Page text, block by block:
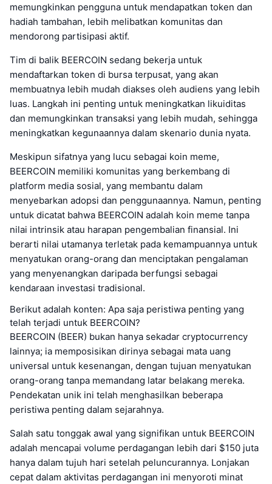
memungkinkan pengguna untuk mendapatkan token dan
hadiah tambahan, lebih melibatkan komunitas dan
mendorong partisipasi aktif.
Tim di balik BEERCOIN sedang bekerja untuk
mendaftarkan token di bursa terpusat, yang akan
membuatnya lebih mudah diakses oleh audiens yang lebih
luas. Langkah ini penting untuk meningkatkan likuiditas
dan memungkinkan transaksi yang lebih mudah, sehingga
meningkatkan kegunaannya dalam skenario dunia nyata.
Meskipun sifatnya yang lucu sebagai koin meme,
BEERCOIN memiliki komunitas yang berkembang di
platform media sosial, yang membantu dalam
menyebarkan adopsi dan penggunaannya. Namun, penting
untuk dicatat bahwa BEERCOIN adalah koin meme tanpa
nilai intrinsik atau harapan pengembalian finansial. Ini
berarti nilai utamanya terletak pada kemampuannya untuk
menyatukan orang-orang dan menciptakan pengalaman
yang menyenangkan daripada berfungsi sebagai
kendaraan investasi tradisional.
Berikut adalah konten: Apa saja peristiwa penting yang
telah terjadi untuk BEERCOIN?
BEERCOIN (BEER) bukan hanya sekadar cryptocurrency
lainnya; ia memposisikan dirinya sebagai mata uang
universal untuk kesenangan, dengan tujuan menyatukan
orang-orang tanpa memandang latar belakang mereka.
Pendekatan unik ini telah menghasilkan beberapa
peristiwa penting dalam sejarahnya.
Salah satu tonggak awal yang signifikan untuk BEERCOIN
adalah mencapai volume perdagangan lebih dari $150 juta
hanya dalam tujuh hari setelah peluncurannya. Lonjakan
cepat dalam aktivitas perdagangan ini menyoroti minat